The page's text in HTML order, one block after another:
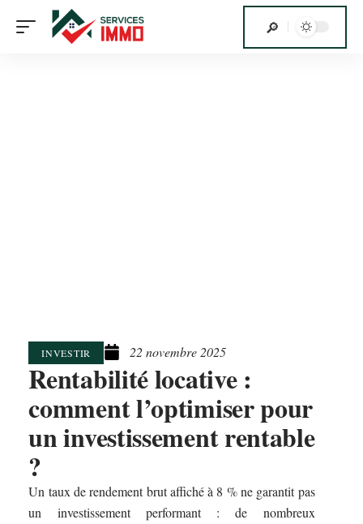
INVESTIR 22 novembre 2025
Rentabilité locative :
comment l’optimiser pour
un investissement rentable
?
Un taux de rendement brut affiché à 8 % ne garantit pas
un investissement performant : de nombreux